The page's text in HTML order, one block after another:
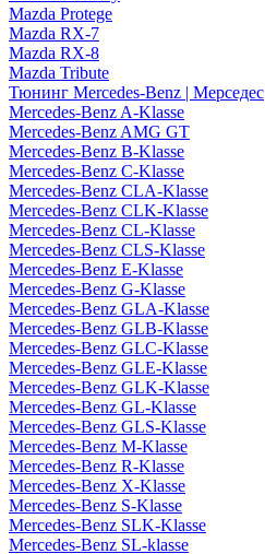
Mazda Protege
Mazda RX-7
Mazda RX-8
Mazda Tribute
Тюнинг Mercedes-Benz | Мерседес
Mercedes-Benz A-Klasse
Mercedes-Benz AMG GT
Mercedes-Benz B-Klasse
Mercedes-Benz C-Klasse
Mercedes-Benz CLA-Klasse
Mercedes-Benz CLK-Klasse
Mercedes-Benz CL-Klasse
Mercedes-Benz CLS-Klasse
Mercedes-Benz E-Klasse
Mercedes-Benz G-Klasse
Mercedes-Benz GLA-Klasse
Mercedes-Benz GLB-Klasse
Mercedes-Benz GLC-Klasse
Mercedes-Benz GLE-Klasse
Mercedes-Benz GLK-Klasse
Mercedes-Benz GL-Klasse
Mercedes-Benz GLS-Klasse
Mercedes-Benz M-Klasse
Mercedes-Benz R-Klasse
Mercedes-Benz X-Klasse
Mercedes-Benz S-Klasse
Mercedes-Benz SLK-Klasse
Mercedes-Benz SL-klasse